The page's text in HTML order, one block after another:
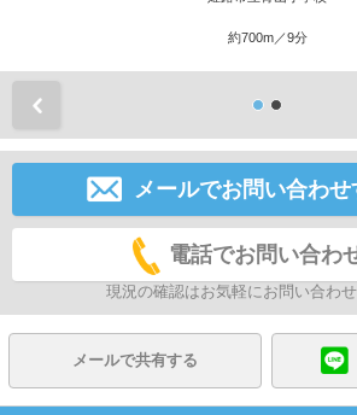
約700m／9分
メールでお問い合わ
電話でお問い合わ
現況の確認はお気軽にお問い合わせ
メールで共有する